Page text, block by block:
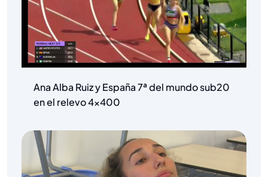
Ana Alba Ruiz y España 7ª del mundo sub20
en el relevo 4×400